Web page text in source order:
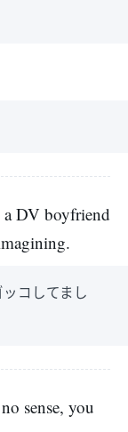
DV boyfriend
コしてまし
sense, you